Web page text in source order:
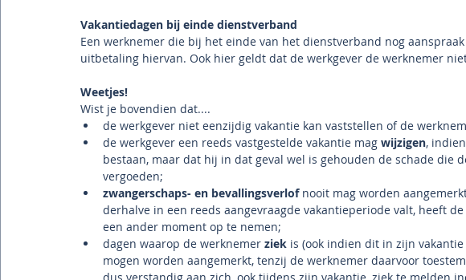
Vakantiedagen bij einde dienstverband
Een werknemer die bij het einde van het dienstverband nog
uitbetaling hiervan. Ook hier geldt dat de werkgever de werknemer
Weetjes!
Wist je bovendien dat....
de werkgever niet eenzijdig vakantie kan vaststellen of de
de werkgever een reeds vastgestelde vakantie mag wijzigen,
bestaan, maar dat hij in dat geval wel is gehouden de schade die
vergoeden;
zwangerschaps- en bevallingsverlof nooit mag worden
derhalve in een reeds aangevraagde vakantieperiode valt, heeft
een ander moment op te nemen;
dagen waarop de werknemer ziek is (ook indien dit in zijn
mogen worden aangemerkt, tenzij de werknemer daarvoor